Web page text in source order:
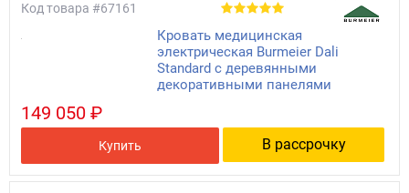
Код товара #67161
Кровать медицинская
электрическая Burmeier Dali
Standard с деревянными
декоративными панелями
149 050 ₽
Купить В рассрочку